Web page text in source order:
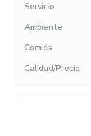
Servicio
Ambiente
Comida
Calidad/Precio